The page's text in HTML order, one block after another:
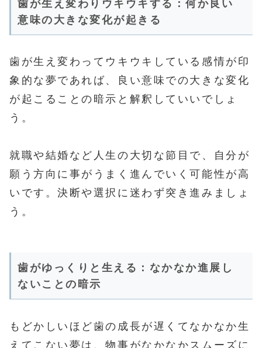
歯が生え変わりウキウキする：何か良い
意味の大きな変化が起きる
歯が生え変わってウキウキしている感情が印
象的な夢であれば、良い意味での大きな変化
が起こることの暗示と解釈していいでしょ
う。
就職や結婚など人生の大切な節目で、自分が
願う方向に事がうまく進んでいく可能性が高
いです。決断や選択に迷わず突き進みましょ
う。
歯がゆっくりと生える：なかなか進展し
ないことの暗示
もどかしいほど歯の成長が遅くてなかなか生
えてこない夢は、物事がなかなかスムーズに